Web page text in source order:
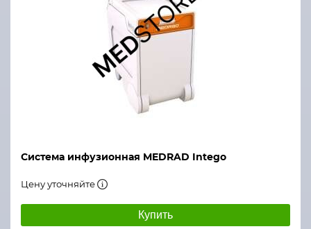
Система инфузионная MEDRAD Intego
Цену уточняйте
Купить